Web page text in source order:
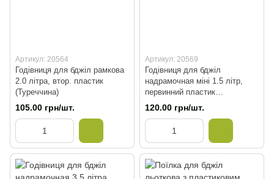
Артикул: 20564
Годівниця для бджіл рамкова
2.0 літра, втор. пластик
(Туреччина)
105.00 грн/шт.
Артикул: 20569
Годівниця для бджіл
надрамочная міні 1.5 літр,
первинний пластик
(Туреччина)
120.00 грн/шт.